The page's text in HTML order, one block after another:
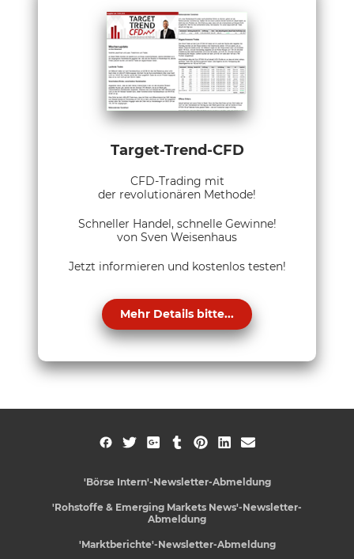
Target-Trend-CFD
CFD-Trading mit
der revolutionären Methode!
Schneller Handel, schnelle Gewinne!
von Sven Weisenhaus
Jetzt informieren und kostenlos testen!
Mehr Details bitte...
'Börse Intern'-Newsletter-Abmeldung
'Rohstoffe & Emerging Markets News'-Newsletter-
Abmeldung
'Marktberichte'-Newsletter-Abmeldung